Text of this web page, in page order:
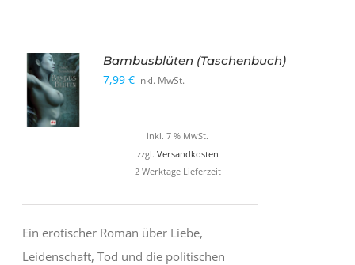
IN DEN
WARENKORB
Bambusblüten (Taschenbuch)
7,99€ inkl. MwSt.
inkl. 7 % MwSt.
zzgl. Versandkosten
2 Werktage Lieferzeit
Ein erotischer Roman über Liebe,
Leidenschaft, Tod und die politischen